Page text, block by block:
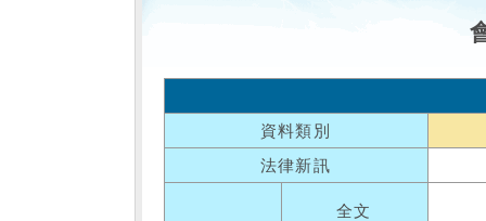
資料類別
法律新訊
全文